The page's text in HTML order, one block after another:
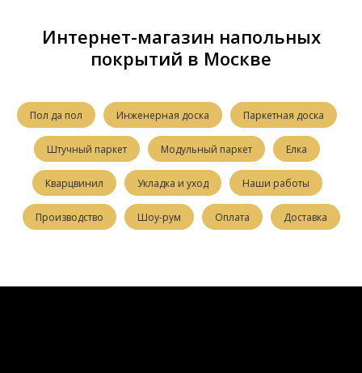
Интернет-магазин напольных
покрытий в Москве
Пол да пол Инженерная доска Паркетная доска
Штучный паркет Модульный паркет Елка
Кварцвинил Укладка и уход Наши работы
Производство Шоу-рум Оплата Доставка